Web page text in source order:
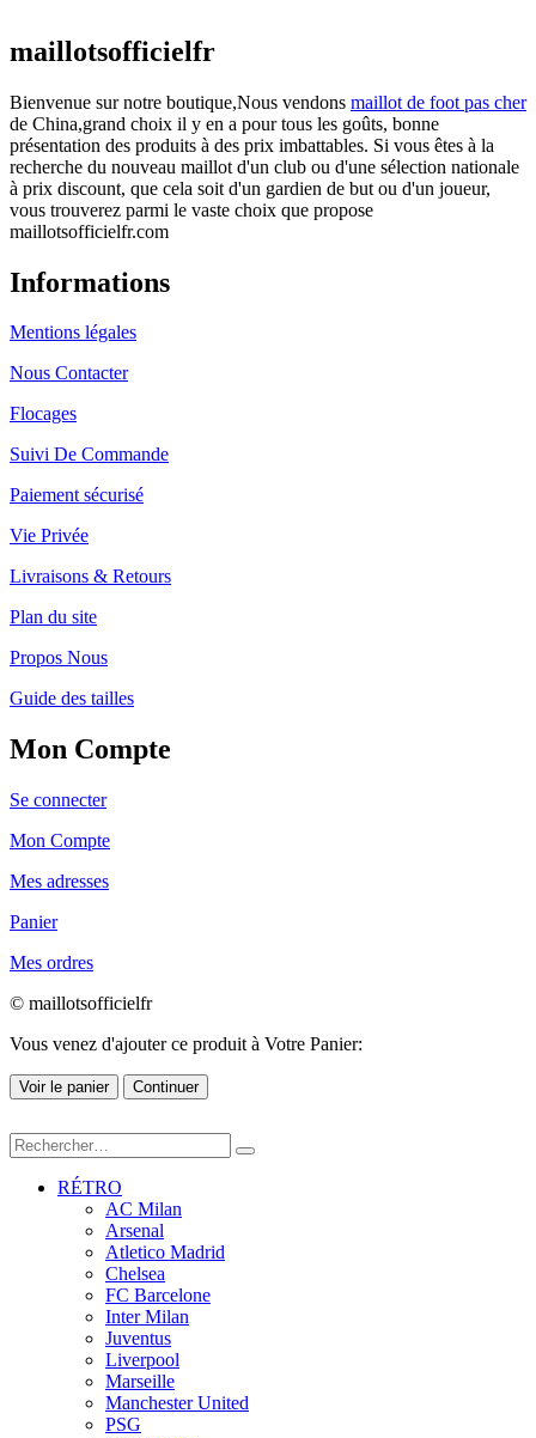
maillotsofficielfr
Bienvenue sur notre boutique,Nous vendons maillot de foot pas cher
de China,grand choix il y en a pour tous les goûts, bonne
présentation des produits à des prix imbattables. Si vous êtes à la
recherche du nouveau maillot d'un club ou d'une sélection nationale
à prix discount, que cela soit d'un gardien de but ou d'un joueur,
vous trouverez parmi le vaste choix que propose
maillotsofficielfr.com
Informations
Mentions légales
Nous Contacter
Flocages
Suivi De Commande
Paiement sécurisé
Vie Privée
Livraisons & Retours
Plan du site
Propos Nous
Guide des tailles
Mon Compte
Se connecter
Mon Compte
Mes adresses
Panier
Mes ordres
© maillotsofficielfr
Vous venez d'ajouter ce produit à Votre Panier:
Voir le panier Continuer
RÉTRO
AC Milan
Arsenal
Atletico Madrid
Chelsea
FC Barcelone
Inter Milan
Juventus
Liverpool
Marseille
Manchester United
PSG